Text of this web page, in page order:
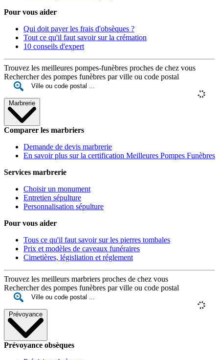
Pour vous aider
Qui doit payer les frais d'obsèques ?
Tout ce qu'il faut savoir sur la crémation
10 conseils d'expert
Trouvez les meilleures pompes-funèbres proches de chez vous
Rechercher des pompes funèbres par ville ou code postal
Marbrerie
Comparer les marbriers
Demande de devis marbrerie
En savoir plus sur la certification Meilleures Pompes Funèbres
Services marbrerie
Choisir un monument
Entretien sépulture
Personnalisation sépulture
Pour vous aider
Tous ce qu'il faut savoir sur les pierres tombales
Prix et modèles de caveaux funéraires
Cimetières, législiation et réglement
Trouvez les meilleurs marbriers proches de chez vous
Rechercher des pompes funèbres par ville ou code postal
Prévoyance
Prévoyance obsèques